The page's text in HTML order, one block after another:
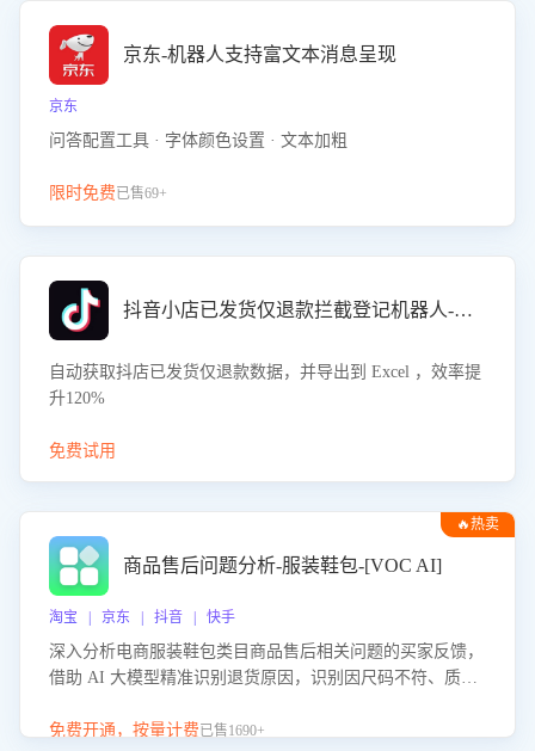
京东-机器人支持富文本消息呈现
京东
问答配置工具 · 字体颜色设置 · 文本加粗
限时免费已售69+
抖音小店已发货仅退款拦截登记机器人-八爪鱼
自动获取抖店已发货仅退款数据，并导出到 Excel ，效率提
升120%
免费试用
🔥热卖
商品售后问题分析-服装鞋包-[VOC AI]
淘宝 | 京东 | 抖音 | 快手
深入分析电商服装鞋包类目商品售后相关问题的买家反馈，
借助 AI 大模型精准识别退货原因，识别因尺码不符、质量
议，助力商家优化产品或服务，实现销售额的显著提升。
免费开通，按量计费已售1690+